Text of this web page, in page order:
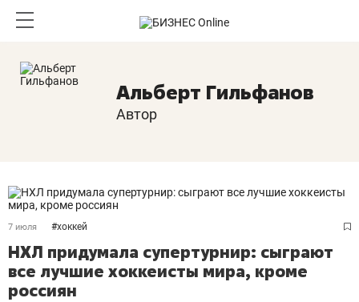
Альберт Гильфанов
Автор
7 июля #хоккей
НХЛ придумала супертурнир: сыграют
все лучшие хоккеисты мира, кроме
россиян